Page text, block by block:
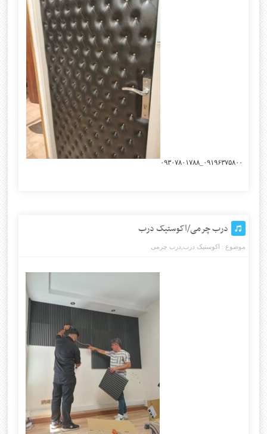
درب چرمی/اکوستیک درب
موضوع : اکوستیک درب درب چرمی
۰۹۱۹۶۳۷۵۸۰۰_۰۹۳۰۷۸۰۱۷۸۸